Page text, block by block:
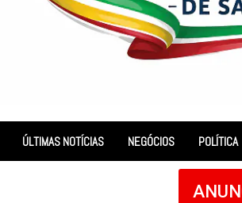
ÚLTIMAS NOTÍCIAS NEGÓCIOS POLÍTICA